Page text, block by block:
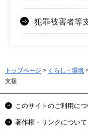
犯罪被害者等
トップページ > くらし・環境
支援
このサイトのご利用につ
著作権・リンクについて